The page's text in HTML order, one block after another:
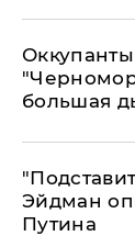
большая
Эйдман
Путина